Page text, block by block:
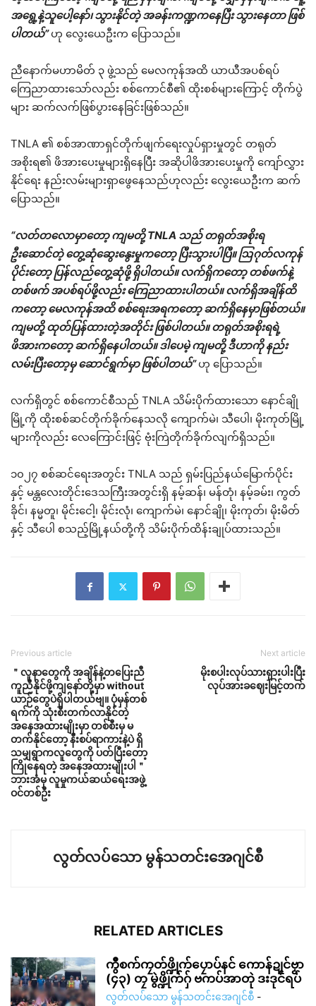
အရွေ့နဲ့သူပေါ့နော်၊ သွားနိုင်တဲ့ အခန်းကဏ္ဍကနေပြီး သွားနေတာ ဖြစ်
ပါတယ်”ဟု လွေးယေဦးက ပြောသည်။
ညီနောက်မဟာမိတ် ၃ ဖွဲ့သည် မေလကုန်အထိ ယာယီအပစ်ရပ်
ကြေညာထားသော်လည်း စစ်ကောင်စီ၏ ထိုးစစ်များကြောင့် တိုက်ပွဲ
များ ဆက်လက်ဖြစ်ပွားနေခြင်းဖြစ်သည်။
TNLA ၏ စစ်အာဏာရှင်တိုက်ဖျက်ရေးလှုပ်ရှားမှုတွင် တရုတ်
အစိုးရ၏ ဖိအားပေးမှုများရှိနေပြီး အဆိုပါဖိအားပေးမှုကို ကျော်လွှား
နိုင်ရေး နည်းလမ်းများရှာဖွေနေသည်ဟုလည်း လွေးယေဦးက ဆက်
ပြောသည်။
“လတ်တလောမှာတော့ ကျမတို့ TNLA သည် တရုတ်အစိုးရ
ဦးဆောင်တဲ့ တွေ့ဆုံဆွေးနွေးမှုကတော့ ပြီးသွားပါပြီ။ ဩဂုတ်လကုန်
ပိုင်းတော့ ပြန်လည်တွေ့ဆုံဖို့ ရှိပါတယ်။ လက်ရှိကတော့ တစ်ဖက်နဲ့
တစ်ဖက် အပစ်ရပ်ဖို့လည်း ကြေညာထားပါတယ်။ လက်ရှိအချိန်ထိ
ကတော့ မေလကုန်အထိ စစ်ရေးအရကတော့ ဆက်ရှိနေမှာဖြစ်တယ်။
ကျမတို့ ထုတ်ပြန်ထားတဲ့အတိုင်း ဖြစ်ပါတယ်။ တရုတ်အစိုးရရဲ့
ဖိအားကတော့ ဆက်ရှိနေပါတယ်။ ဒါပေမဲ့ ကျမတို့ ဒီဟာကို နည်း
လမ်းပြီးတော့မှ ဆောင်ရွက်မှာ ဖြစ်ပါတယ်”ဟု ပြောသည်။
လက်ရှိတွင် စစ်ကောင်စီသည် TNLA သိမ်းပိုက်ထားသော နောင်ချို
မြို့ကို ထိုးစစ်ဆင်တိုက်ခိုက်နေသလို ကျောက်မဲ၊ သီပေါ၊ မိုးကုတ်မြို့
များကိုလည်း လေကြောင်းဖြင့် ဗုံးကြဲတိုက်ခိုက်လျက်ရှိသည်။
၁၀၂၇ စစ်ဆင်ရေးအတွင်း TNLA သည် ရှမ်းပြည်နယ်မြောက်ပိုင်း
နှင့် မန္တလေးတိုင်းဒေသကြီးအတွင်းရှိ နမ့်ဆန်၊ မန်တုံ၊ နမ့်ခမ်း၊ ကွတ်
ခိုင်၊ နမ္မတူ၊ မိုင်းငေါ့၊ မိုင်းလုံ၊ ကျောက်မဲ၊ နောင်ချို၊ မိုးကုတ်၊ မိုးမိတ်
နှင့် သီပေါ စသည့်မြို့နယ်တို့ကို သိမ်းပိုက်ထိန်းချုပ်ထားသည်။
Previous article
＂လူနာတွေကို အချိန်နဲ့တပြေးညီ
ကူညီနိုင်ဖို့ကျနော်တို့မှာ without
ယာဉ်တွေပဲရှိပါတယ်ဗျ။ ပုံမှန်တစ်
ရက်ကို သုံးစီးတက်လာနိုင်တဲ့
အနေအထားမျိုးမှာ တစ်စီးမှ မ
တက်နိုင်တော့ နီးစပ်ရာကားနဲ့ပဲ ရှိ
သမျှရွာကလူတွေကို ပတ်ပြီးတော့
ကြိုနေရတဲ့ အနေအထားမျိုးပါ＂
ဘားအံမှ လူမှုကယ်ဆယ်ရေးအဖွဲ့
ဝင်တစ်ဦး
Next article
မိုးစပါးလုပ်သားရှားပါးပြီး
လုပ်အားခဈေးမြင့်တက်
လွတ်လပ်သော မွန်သတင်းအေဂျင်စီ
RELATED ARTICLES
ကွဳစက်ကၠတ်ဖ္ဍိုက်ပၠောပ်နင် ကောန်ဍုင်ဗၟာ
(၄၃) တၠ မွဲဖ္ဍိုက်ဂှ် ဗကပ်အာတုဲ ဒးဒုင်ရပ်
လွတ်လပ်သော မွန်သတင်းအေဂျင်စီ -